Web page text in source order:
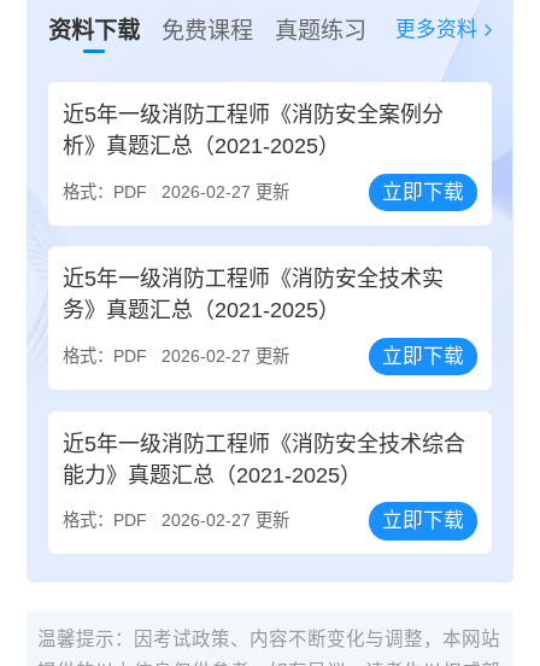
资料下载 免费课程 真题练习 更多资料
近5年一级消防工程师《消防安全案例分
析》真题汇总（2021-2025）
格式：PDF 2026-02-27 更新 立即下载
近5年一级消防工程师《消防安全技术实
务》真题汇总（2021-2025）
格式：PDF 2026-02-27 更新 立即下载
近5年一级消防工程师《消防安全技术综合
能力》真题汇总（2021-2025）
格式：PDF 2026-02-27 更新 立即下载
温馨提示：因考试政策、内容不断变化与调整，本网站